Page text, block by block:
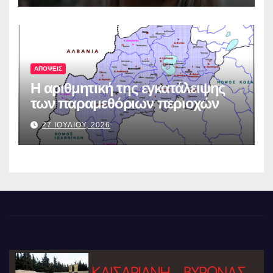
ΑΠΟΨΕΙΣ
Η αριθμητική της εγκατάλειψης
των παραμεθόριων περιοχών
27 ΙΟΥΛΙΟΥ, 2026